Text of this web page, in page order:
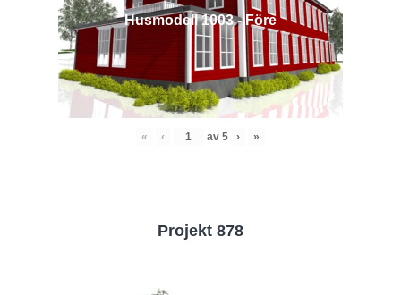
Husmodell 1003 - Före
« ‹ av 5 › »
Projekt 878